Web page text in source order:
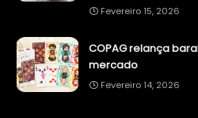
Fevereiro 15, 2026
COPAG relança
mercado
Fevereiro 14, 2026